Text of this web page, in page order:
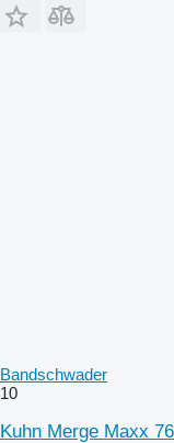
Bandschwader
10
Kuhn Merge Maxx